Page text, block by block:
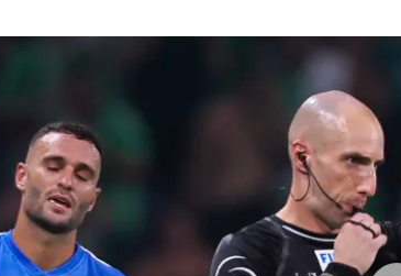
ליגה סינית
ליגות נוספות